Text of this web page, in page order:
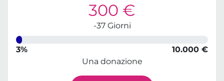
300 €
-37 Giorni
3%
10.000 €
Una donazione